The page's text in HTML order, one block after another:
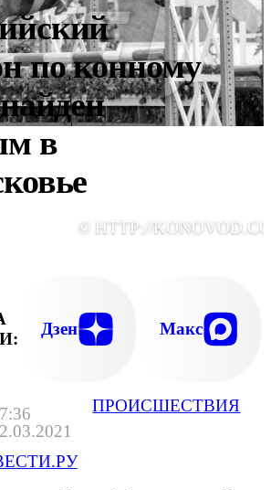
ПРОИСШЕСТВИЯ
по конному
в
© HTTP://
Дзен Макс